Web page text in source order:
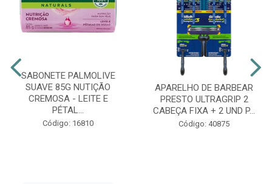
SABONETE PALMOLIVE
SUAVE 85G NUTIÇÃO
CREMOSA - LEITE E
PÉTAL...
Código: 16810
APARELHO DE BARBEAR
PRESTO ULTRAGRIP 2
CABEÇA FIXA + 2 UND P...
Código: 40875